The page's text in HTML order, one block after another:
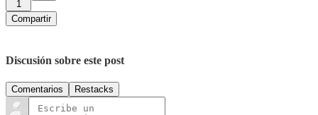
1
Compartir
Discusión sobre este post
Comentarios Restacks